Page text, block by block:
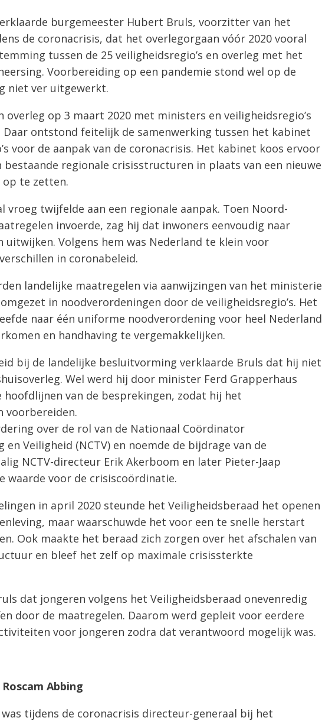
burgemeester Hubert Bruls, voorzitter van het
de coronacrisis, dat het overlegorgaan vóór 2020 vooral
tussen de 25 veiligheidsregio’s en overleg met het
Voorbereiding op een pandemie stond wel op de
niet ver uitgewerkt.
overleg op 3 maart 2020 met ministers en veiligheidsregio’s
Daar ontstond feitelijk de samenwerking tussen het kabinet
voor de aanpak van de coronacrisis. Het kabinet koos ervoor
bestaande regionale crisisstructuren in plaats van een nieuwe
op te zetten.
vroeg twijfelde aan een regionale aanpak. Toen Noord-
invoerde, zag hij dat inwoners eenvoudig naar
uitwijken. Volgens hem was Nederland te klein voor
in coronabeleid.
landelijke maatregelen via aanwijzingen van het ministerie
in noodverordeningen door de veiligheidsregio’s. Het
naar één uniforme noodverordening voor heel Nederland
en handhaving te vergemakkelijken.
bij de landelijke besluitvorming verklaarde Bruls dat hij niet
Wel werd hij door minister Ferd Grapperhaus
hoofdlijnen van de besprekingen, zodat hij het
voorbereiden.
over de rol van de Nationaal Coördinator
Veiligheid (NCTV) en noemde de bijdrage van de
NCTV-directeur Erik Akerboom en later Pieter-Jaap
waarde voor de crisiscoördinatie.
in april 2020 steunde het Veiligheidsberaad het openen
maar waarschuwde het voor een te snelle herstart
Ook maakte het beraad zich zorgen over het afschalen van
en bleef het zelf op maximale crisissterkte
dat jongeren volgens het Veiligheidsberaad onevenredig
door de maatregelen. Daarom werd gepleit voor eerdere
voor jongeren zodra dat verantwoord mogelijk was.
Abbing
tijdens de coronacrisis directeur-generaal bij het